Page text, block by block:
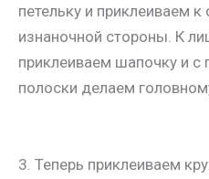
петельку и приклеиваем
изнаночной стороны. К
приклеиваем шапочку и
полоски делаем
3. Теперь приклеиваем